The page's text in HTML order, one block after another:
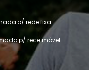
p/ rede fixa
p/ rede móvel